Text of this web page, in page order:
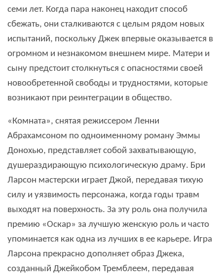
семи лет. Когда пара наконец находит способ
сбежать, они сталкиваются с целым рядом новых
испытаний, поскольку Джек впервые оказывается в
огромном и незнакомом внешнем мире. Матери и
сыну предстоит столкнуться с опасностями своей
новообретенной свободы и трудностями, которые
возникают при реинтеграции в общество.
«Комната», снятая режиссером Ленни
Абрахамсоном по одноименному роману Эммы
Донохью, представляет собой захватывающую,
душераздирающую психологическую драму. Бри
Ларсон мастерски играет Джой, передавая тихую
силу и уязвимость персонажа, когда годы травм
выходят на поверхность. За эту роль она получила
премию «Оскар» за лучшую женскую роль и часто
упоминается как одна из лучших в ее карьере. Игра
Ларсона прекрасно дополняет образ Джека,
созданный Джейкобом Тремблеем, передавая